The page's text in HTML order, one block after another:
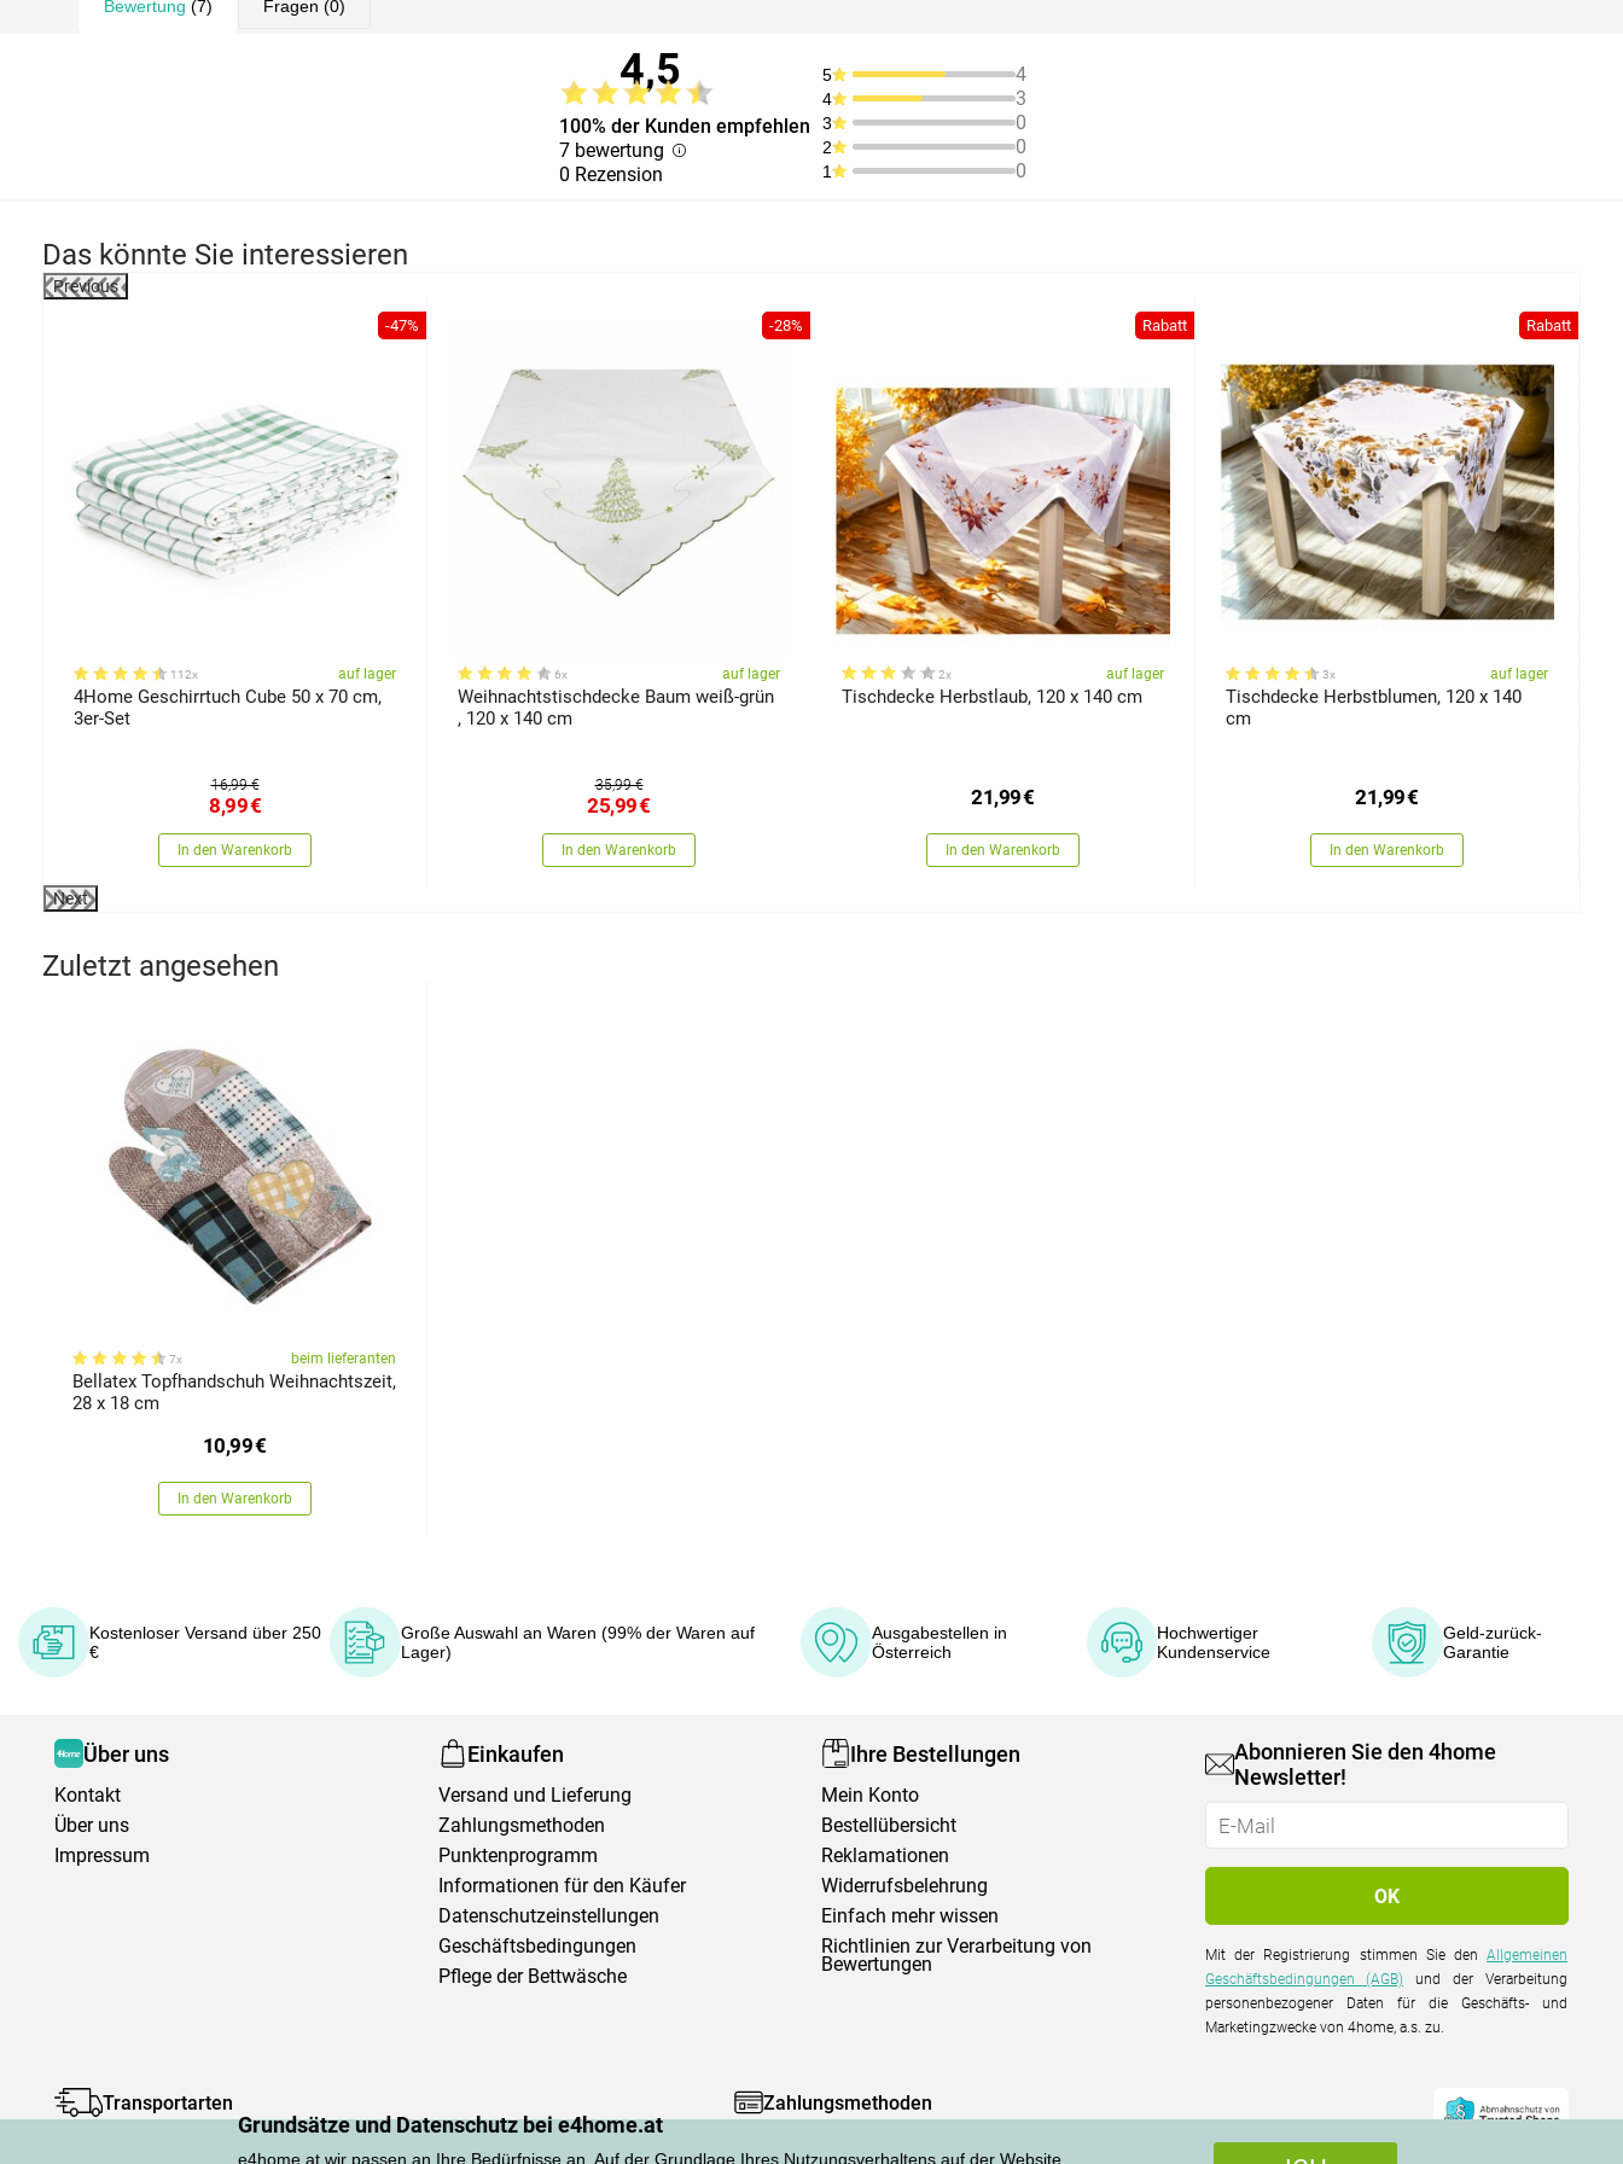
Grundsätze und Datenschutz bei e4home.at
e4home.at wir passen an Ihre Bedürfnisse an. Auf der Grundlage Ihres Nutzungsverhaltens auf der Website
Bewertung (7) Fragen (0)
4,5
100% der Kunden empfehlen
7 bewertung
0 Rezension
5 4
4 3
3 0
2 0
1 0
Das könnte Sie interessieren
Previous
-47%
112x auf lager
4Home Geschirrtuch Cube 50 x 70 cm,
3er-Set
16,99 €
8,99€
In den Warenkorb
-28%
6x auf lager
Weihnachtstischdecke Baum weiß-grün
, 120 x 140 cm
35,99 €
25,99€
In den Warenkorb
Rabatt
2x auf lager
Tischdecke Herbstlaub, 120 x 140 cm
21,99€
In den Warenkorb
Rabatt
3x auf lager
Tischdecke Herbstblumen, 120 x 140
cm
21,99€
In den Warenkorb
Next
Zuletzt angesehen
7x beim lieferanten
Bellatex Topfhandschuh Weihnachtszeit,
28 x 18 cm
10,99€
In den Warenkorb
Kostenloser Versand über 250
€
Große Auswahl an Waren (99% der Waren auf
Lager)
Ausgabestellen in
Österreich
Hochwertiger
Kundenservice
Geld-zurück-
Garantie
Über uns
Kontakt
Über uns
Impressum
Einkaufen
Versand und Lieferung
Zahlungsmethoden
Punktenprogramm
Informationen für den Käufer
Datenschutzeinstellungen
Geschäftsbedingungen
Pflege der Bettwäsche
Ihre Bestellungen
Mein Konto
Bestellübersicht
Reklamationen
Widerrufsbelehrung
Einfach mehr wissen
Richtlinien zur Verarbeitung von
Bewertungen
Abonnieren Sie den 4home
Newsletter!
Mit der Registrierung stimmen Sie denAllgemeinen
Geschäftsbedingungen (AGB) und der Verarbeitung
personenbezogener Daten für die Geschäfts- und
Marketingzwecke von 4home, a.s. zu.
Transportarten Zahlungsmethoden